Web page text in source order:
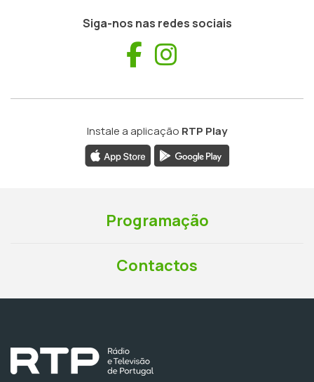
Siga-nos nas redes sociais
Facebook
Instale a aplicação RTP Play
Programação
Contactos